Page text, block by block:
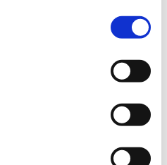
audiovisuales y
la mejor comprensión
con ejercicios prácticos